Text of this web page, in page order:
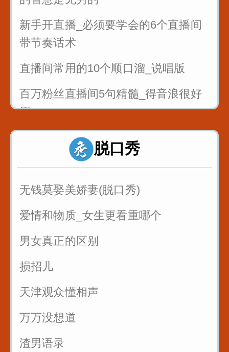
新手开直播_必须要学会的6个直播间
带节奏话术
直播间常用的10个顺口溜_说唱版
百万粉丝直播间5句精髓_得音浪很好
用
反复练习1w遍_主播基本功_直播话术
反复练习1w遍_主播基本功_直播话术
2
反复练习1w遍_主播基本功_直播话术
3
反复练习1w遍_主播基本功_直播话术
4
反复练习1w遍_主播基本功_直播话术
脱口秀
无钱莫娶美娇妻(脱口秀)
爱情和物质_女生更看重哪个
男女真正的区别
损招儿
天津观众懂相声
万万没想道
渣男语录